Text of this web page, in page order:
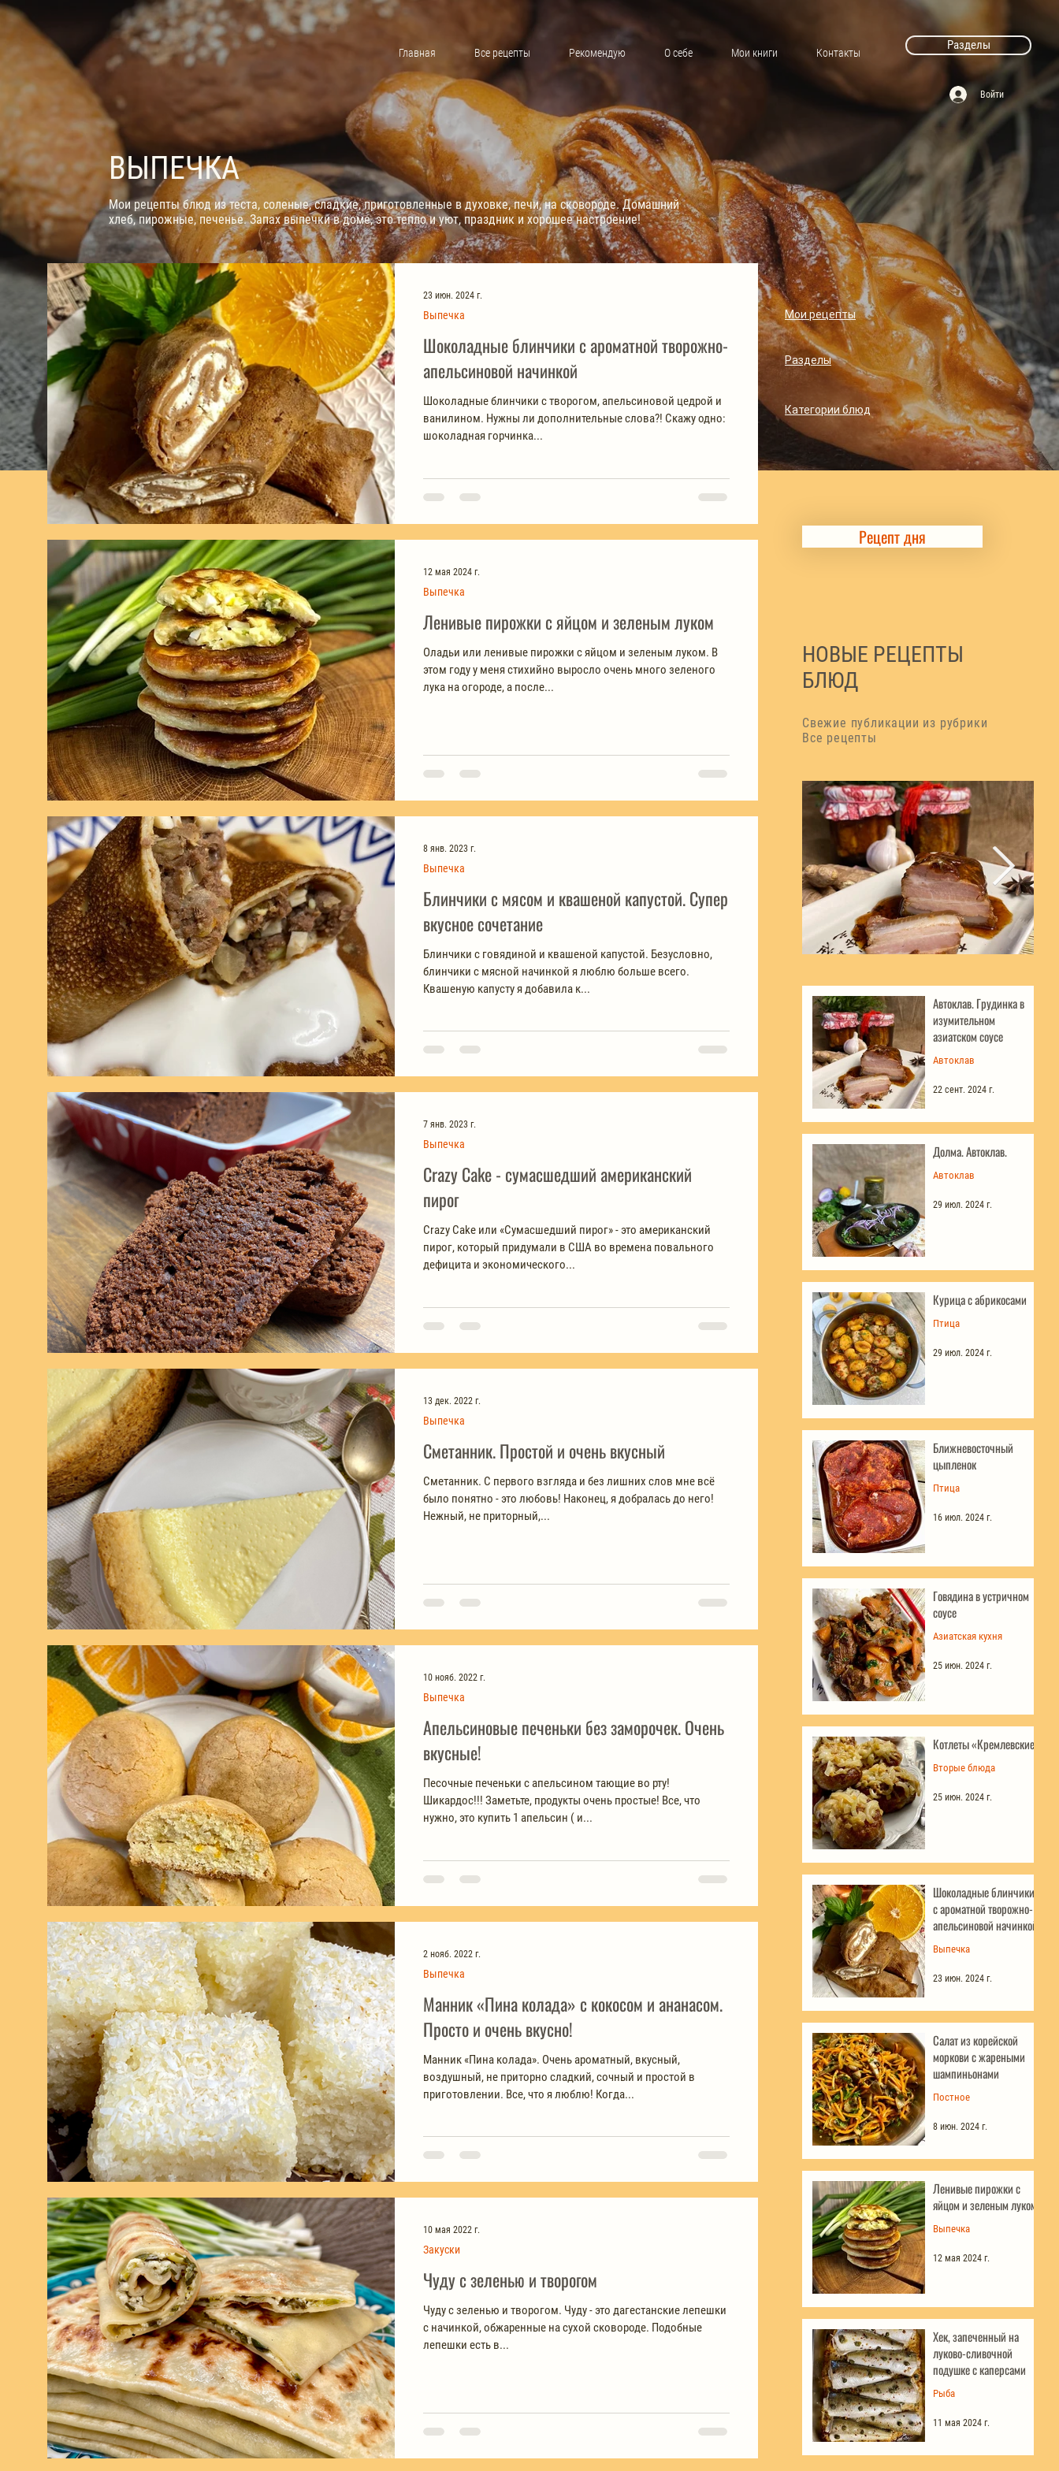
Главная Все рецепты Рекомендую О себе Мои книги Контакты
Разделы
Войти
ВЫПЕЧКА
Мои рецепты блюд из теста, соленые, сладкие, приготовленные в духовке, печи, на сковороде. Домашний
хлеб, пирожные, печенье. Запах выпечки в доме, это тепло и уют, праздник и хорошее настроение!
Мои рецепты
Разделы
Категории блюд
Шоколадные блинчики с ароматной творожно-
апельсиновой начинкой
Шоколадные блинчики с творогом, апельсиновой цедрой и
ванилином. Нужны ли дополнительные слова?! Скажу одно:
шоколадная горчинка...
Выпечка
23 июн. 2024 г.
Ленивые пирожки с яйцом и зеленым луком
Оладьи или ленивые пирожки с яйцом и зеленым луком. В
этом году у меня стихийно выросло очень много зеленого
лука на огороде, а после...
Выпечка
12 мая 2024 г.
Блинчики с мясом и квашеной капустой. Супер
вкусное сочетание
Блинчики с говядиной и квашеной капустой. Безусловно,
блинчики с мясной начинкой я люблю больше всего.
Квашеную капусту я добавила к...
Выпечка
8 янв. 2023 г.
Crazy Cake - сумасшедший американский
пирог
Crazy Cake или «Сумасшедший пирог» - это американский
пирог, который придумали в США во времена повального
дефицита и экономического...
Выпечка
7 янв. 2023 г.
Сметанник. Простой и очень вкусный
Сметанник. С первого взгляда и без лишних слов мне всё
было понятно - это любовь! Наконец, я добралась до него!
Нежный, не приторный,...
Выпечка
13 дек. 2022 г.
Апельсиновые печеньки без заморочек. Очень
вкусные!
Песочные печеньки с апельсином тающие во рту!
Шикардос!!! Заметьте, продукты очень простые! Все, что
нужно, это купить 1 апельсин ( и...
Выпечка
10 нояб. 2022 г.
Манник «Пина колада» с кокосом и ананасом.
Просто и очень вкусно!
Манник «Пина колада». Очень ароматный, вкусный,
воздушный, не приторно сладкий, сочный и простой в
приготовлении. Все, что я люблю! Когда...
Выпечка
2 нояб. 2022 г.
Чуду с зеленью и творогом
Чуду с зеленью и творогом. Чуду - это дагестанские лепешки
с начинкой, обжаренные на сухой сковороде. Подобные
лепешки есть в...
Закуски
10 мая 2022 г.
Рецепт дня
НОВЫЕ РЕЦЕПТЫ
БЛЮД
Свежие публикации из рубрики
Все рецепты
Автоклав. Грудинка в
изумительном
азиатском соусе
Автоклав
22 сент. 2024 г.
Долма. Автоклав.
Автоклав
29 июл. 2024 г.
Курица с абрикосами
Птица
29 июл. 2024 г.
Ближневосточный
цыпленок
Птица
16 июл. 2024 г.
Говядина в устричном
соусе
Азиатская кухня
25 июн. 2024 г.
Котлеты «Кремлевские»
Вторые блюда
25 июн. 2024 г.
Шоколадные блинчики
с ароматной творожно-
апельсиновой начинкой
Выпечка
23 июн. 2024 г.
Салат из корейской
моркови с жареными
шампиньонами
Постное
8 июн. 2024 г.
Ленивые пирожки с
яйцом и зеленым луком
Выпечка
12 мая 2024 г.
Хек, запеченный на
луково-сливочной
подушке с каперсами
Рыба
11 мая 2024 г.